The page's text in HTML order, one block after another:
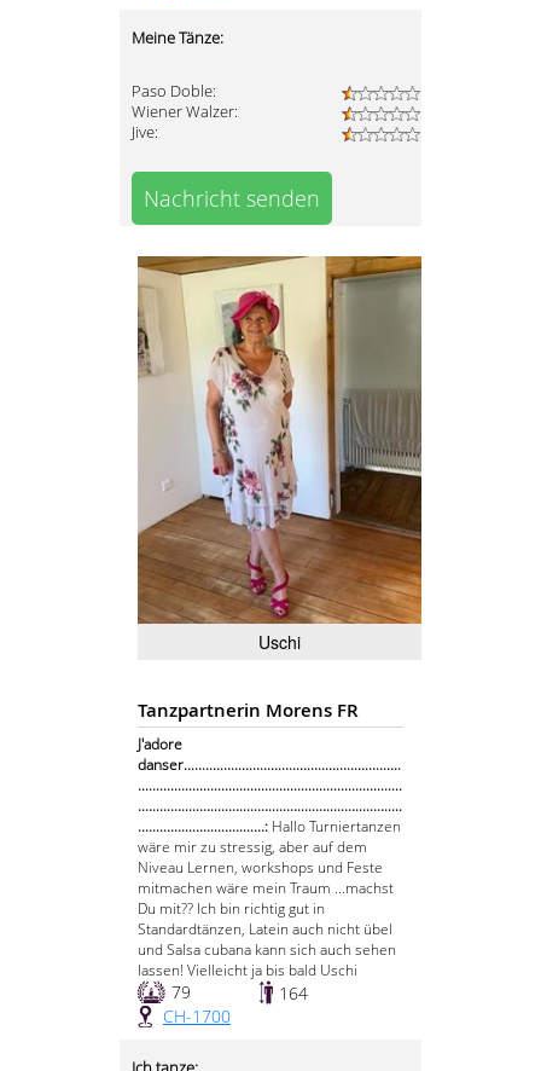
Meine Tänze:
Paso Doble:
Wiener Walzer:
Jive:
Nachricht senden
Uschi
Tanzpartnerin Morens FR
J'adore
danser............................................................
.........................................................................
.........................................................................
...................................: Hallo Turniertanzen
wäre mir zu stressig, aber auf dem
Niveau Lernen, workshops und Feste
mitmachen wäre mein Traum ...machst
Du mit?? Ich bin richtig gut in
Standardtänzen, Latein auch nicht übel
und Salsa cubana kann sich auch sehen
lassen! Vielleicht ja bis bald Uschi
79
164
CH-1700